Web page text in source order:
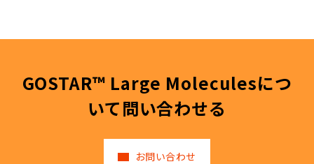
GOSTAR™ Large Moleculesにつ
いて問い合わせる
お問い合わせ